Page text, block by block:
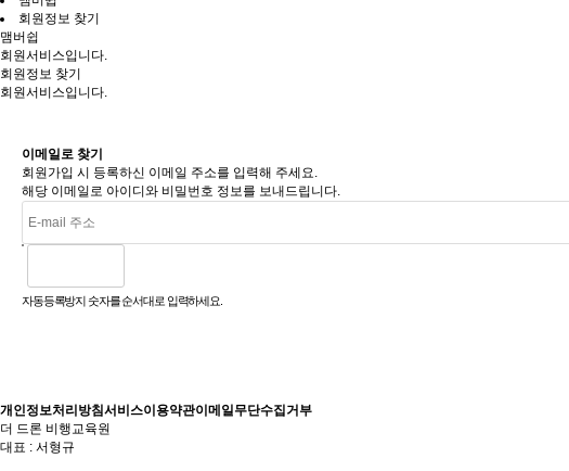
회원정보 찾기
맴버쉽
회원서비스입니다.
회원정보 찾기
회원서비스입니다.
이메일로 찾기
회원가입 시 등록하신 이메일 주소를 입력해 주세요.
해당 이메일로 아이디와 비밀번호 정보를 보내드립니다.
자동등록방지 숫자를 순서대로 입력하세요.
개인정보처리방침서비스이용약관이메일무단수집거부
더 드론 비행교육원
대표 : 서형규